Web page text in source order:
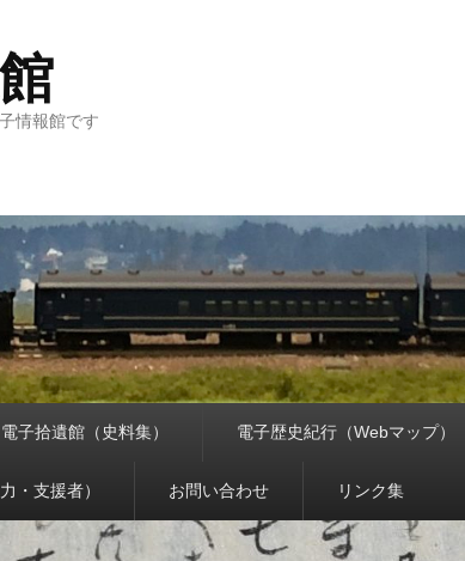
情報館です
電子拾遺館（史料集） 電子歴史紀行（Webマップ）
・支援者） お問い合わせ リンク集